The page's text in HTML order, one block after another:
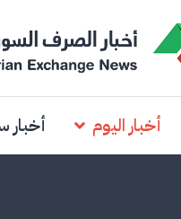
أخبار اليوم أخبار